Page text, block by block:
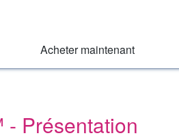
Acheter maintenant
Présentation